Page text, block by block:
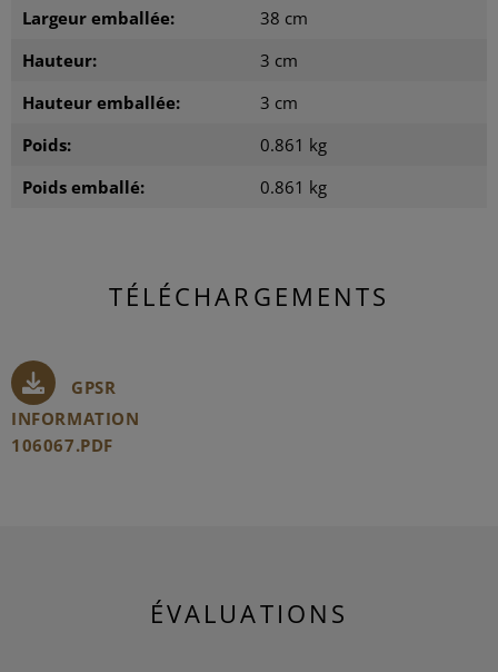
Largeur emballée:
38 cm
Hauteur:
3 cm
Hauteur emballée:
3 cm
Poids:
0.861 kg
Poids emballé:
0.861 kg
TÉLÉCHARGEMENTS
GPSR
INFORMATION
106067.PDF
ÉVALUATIONS